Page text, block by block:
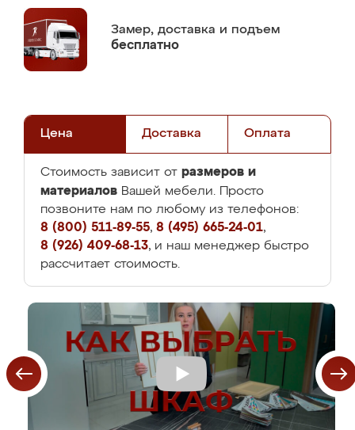
Замер, доставка и подъем
бесплатно
Цена Доставка Оплата
Стоимость зависит от размеров и
материалов Вашей мебели. Просто
позвоните нам по любому из телефонов:
8 (800) 511-89-55, 8 (495) 665-24-01,
8 (926) 409-68-13, и наш менеджер быстро
рассчитает стоимость.